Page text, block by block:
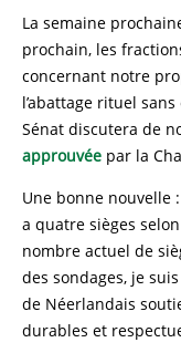
La semaine
prochain, les
concernant notre
l’abattage rituel
Sénat discutera de
approuvée par la
Une bonne nouvelle
a quatre sièges
nombre actuel de
des sondages, je
de Néerlandais
durables et